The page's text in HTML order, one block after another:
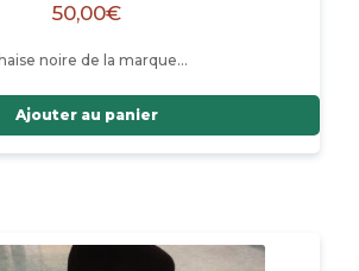
50,00€
noire de la marque…
Ajouter au panier